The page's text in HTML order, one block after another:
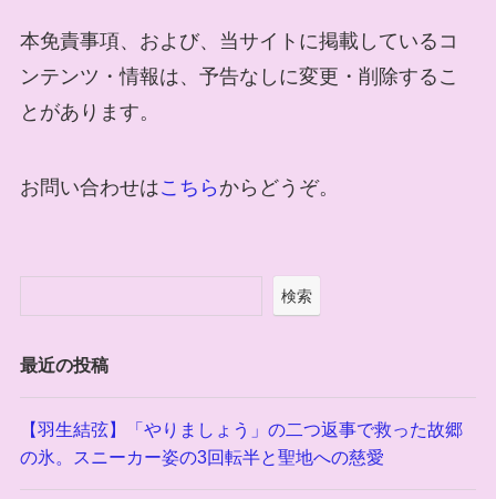
本免責事項、および、当サイトに掲載しているコ
ンテンツ・情報は、予告なしに変更・削除するこ
とがあります。
お問い合わせはこちら からどうぞ。
検索
最近の投稿
【羽生結弦】「やりましょう」の二つ返事で救った故郷
の氷。スニーカー姿の3回転半と聖地への慈愛